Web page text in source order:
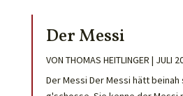
Der Messi
VON THOMAS HEITLINGER | JULI
Der Messi Der Messi hätt